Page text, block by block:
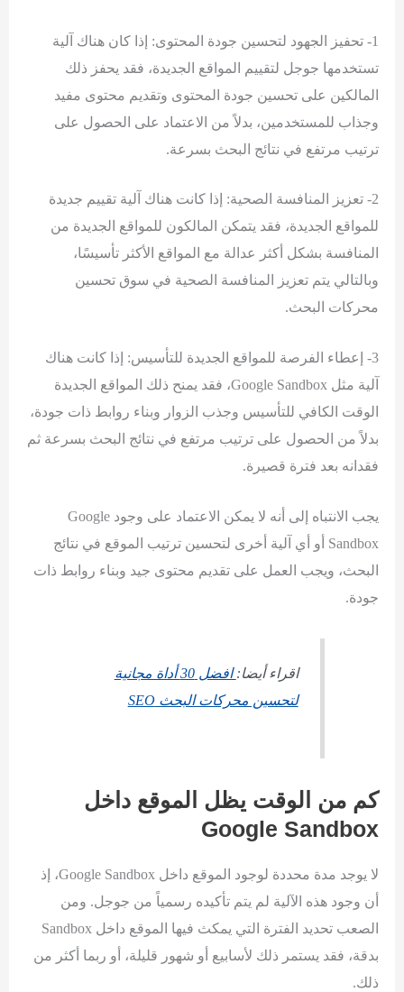
1- تحفيز الجهود لتحسين جودة المحتوى: إذا كان هناك آلية
تستخدمها جوجل لتقييم المواقع الجديدة، فقد يحفز ذلك
المالكين على تحسين جودة المحتوى وتقديم محتوى مفيد
وجذاب للمستخدمين، بدلاً من الاعتماد على الحصول على
ترتيب مرتفع في نتائج البحث بسرعة.
2- تعزيز المنافسة الصحية: إذا كانت هناك آلية تقييم جديدة
للمواقع الجديدة، فقد يتمكن المالكون للمواقع الجديدة من
المنافسة بشكل أكثر عدالة مع المواقع الأكثر تأسيسًا،
وبالتالي يتم تعزيز المنافسة الصحية في سوق تحسين
محركات البحث.
3- إعطاء الفرصة للمواقع الجديدة للتأسيس: إذا كانت هناك
آلية مثل Google Sandbox، فقد يمنح ذلك المواقع الجديدة
الوقت الكافي للتأسيس وجذب الزوار وبناء روابط ذات جودة،
بدلاً من الحصول على ترتيب مرتفع في نتائج البحث بسرعة ثم
فقدانه بعد فترة قصيرة.
يجب الانتباه إلى أنه لا يمكن الاعتماد على وجود Google
Sandbox أو أي آلية أخرى لتحسين ترتيب الموقع في نتائج
البحث، ويجب العمل على تقديم محتوى جيد وبناء روابط ذات
جودة.
اقراء أيضا:
افضل 30 أداة مجانية
لتحسين محركات البحث SEO
كم من الوقت يظل الموقع داخل
Google Sandbox
لا يوجد مدة محددة لوجود الموقع داخل Google Sandbox، إذ
أن وجود هذه الآلية لم يتم تأكيده رسمياً من جوجل. ومن
الصعب تحديد الفترة التي يمكث فيها الموقع داخل Sandbox
بدقة، فقد يستمر ذلك لأسابيع أو شهور قليلة، أو ربما أكثر من
ذلك.